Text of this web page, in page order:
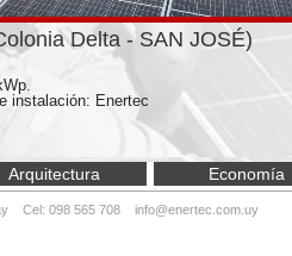
Delta - SAN JOSÉ)
instalación: Enertec
Arquitectura Economía
Cel: 098 565 708 info@enertec.com.uy